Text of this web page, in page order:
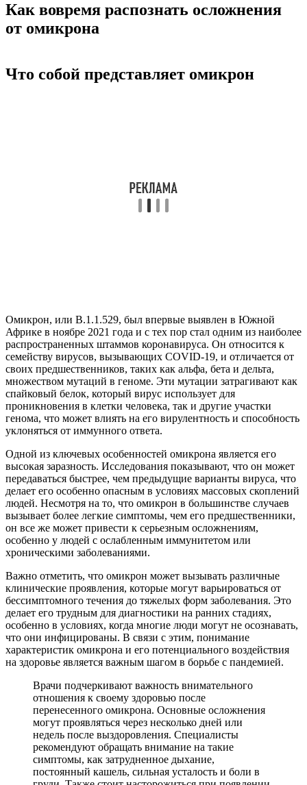
Как вовремя распознать осложнения
от омикрона
Что собой представляет омикрон
Омикрон, или B.1.1.529, был впервые выявлен в Южной
Африке в ноябре 2021 года и с тех пор стал одним из наиболее
распространенных штаммов коронавируса. Он относится к
семейству вирусов, вызывающих COVID-19, и отличается от
своих предшественников, таких как альфа, бета и дельта,
множеством мутаций в геноме. Эти мутации затрагивают как
спайковый белок, который вирус использует для
проникновения в клетки человека, так и другие участки
генома, что может влиять на его вирулентность и способность
уклоняться от иммунного ответа.
Одной из ключевых особенностей омикрона является его
высокая заразность. Исследования показывают, что он может
передаваться быстрее, чем предыдущие варианты вируса, что
делает его особенно опасным в условиях массовых скоплений
людей. Несмотря на то, что омикрон в большинстве случаев
вызывает более легкие симптомы, чем его предшественники,
он все же может привести к серьезным осложнениям,
особенно у людей с ослабленным иммунитетом или
хроническими заболеваниями.
Важно отметить, что омикрон может вызывать различные
клинические проявления, которые могут варьироваться от
бессимптомного течения до тяжелых форм заболевания. Это
делает его трудным для диагностики на ранних стадиях,
особенно в условиях, когда многие люди могут не осознавать,
что они инфицированы. В связи с этим, понимание
характеристик омикрона и его потенциального воздействия
на здоровье является важным шагом в борьбе с пандемией.
Врачи подчеркивают важность внимательного
отношения к своему здоровью после
перенесенного омикрона. Основные осложнения
могут проявляться через несколько дней или
недель после выздоровления. Специалисты
рекомендуют обращать внимание на такие
симптомы, как затрудненное дыхание,
постоянный кашель, сильная усталость и боли в